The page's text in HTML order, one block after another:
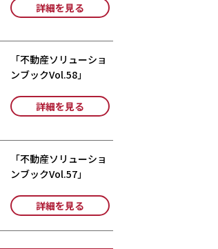
詳細を見る
「不動産ソリューショ
ンブックVol.58」
詳細を見る
「不動産ソリューショ
ンブックVol.57」
詳細を見る